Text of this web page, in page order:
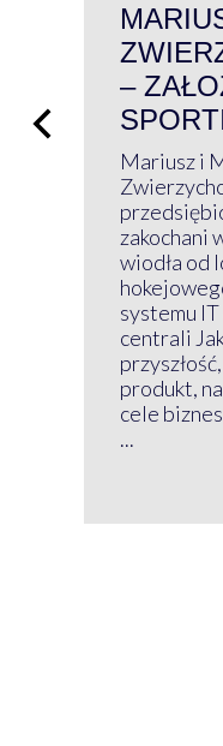
–
Mariusz i
zakochani
wiodła od
systemu
centrali
produkt,
cele
...